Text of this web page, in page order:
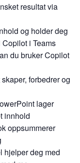
resultat via
og holder deg
i Teams
du bruker Copilot
forbedrer og
lager
innhold
oppsummerer
hjelper deg med